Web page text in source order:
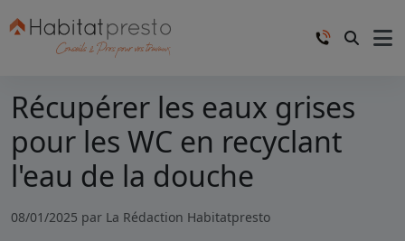
Récupérer les eaux grises
pour les WC en recyclant
l'eau de la douche
08/01/2025 par La Rédaction Habitatpresto